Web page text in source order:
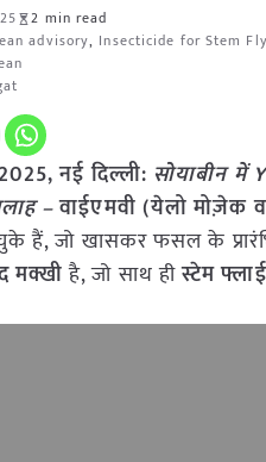
2 min read
advisory, Insecticide for Stem Fly
नई दिल्ली: सोयाबीन में
–वाईएमवी (येलो मोज़ेक
हैं, जो खासकर फसल के
मक्खीहै, जो साथ हीस्टेम